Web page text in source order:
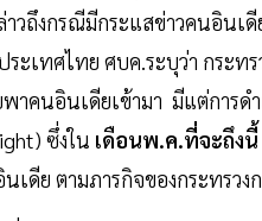
วถึงกรณีมีกระแสข่าวคนอินเ
ระเทศไทย ศบค.ระบุว่า กระ
พาคนอินเดียเข้ามา มีแต่การ
ซึ่งใน เดือนพ.ค.ที่จะถึงนี้
ดีย ตามภารกิจของกระทรวง